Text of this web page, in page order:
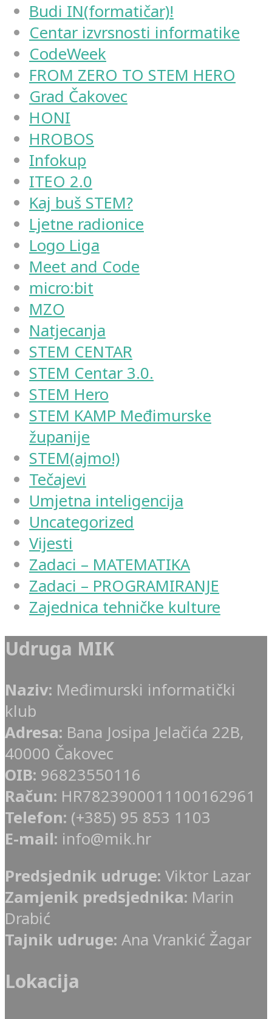
Budi IN(formatičar)!
Centar izvrsnosti informatike
CodeWeek
FROM ZERO TO STEM HERO
Grad Čakovec
HONI
HROBOS
Infokup
ITEO 2.0
Kaj buš STEM?
Ljetne radionice
Logo Liga
Meet and Code
micro:bit
MZO
Natjecanja
STEM CENTAR
STEM Centar 3.0.
STEM Hero
STEM KAMP Međimurske
županije
STEM(ajmo!)
Tečajevi
Umjetna inteligencija
Uncategorized
Vijesti
Zadaci – MATEMATIKA
Zadaci – PROGRAMIRANJE
Zajednica tehničke kulture
Udruga MIK
Naziv: Međimurski informatički
klub
Adresa: Bana Josipa Jelačića 22B,
40000 Čakovec
OIB: 96823550116
Račun: HR7823900011100162961
Telefon: (+385) 95 853 1103
E-mail: info@mik.hr
Predsjednik udruge: Viktor Lazar
Zamjenik predsjednika: Marin
Drabić
Tajnik udruge: Ana Vrankić Žagar
Lokacija